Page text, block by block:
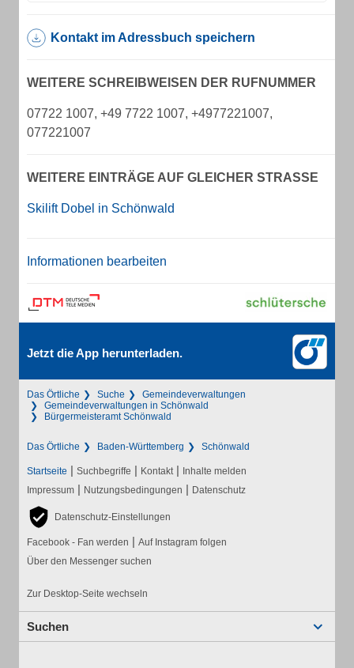
Kontakt im Adressbuch speichern
WEITERE SCHREIBWEISEN DER RUFNUMMER
07722 1007, +49 7722 1007, +4977221007,
077221007
WEITERE EINTRÄGE AUF GLEICHER STRASSE
Skilift Dobel in Schönwald
Informationen bearbeiten
Jetzt die App herunterladen.
Das Örtliche Suche
Gemeindeverwaltungen
Gemeindeverwaltungen in Schönwald
Bürgermeisteramt Schönwald
Das Örtliche Baden-Württemberg Schönwald
Startseite | Suchbegriffe | Kontakt | Inhalte melden
Impressum | Nutzungsbedingungen | Datenschutz
Datenschutz-Einstellungen
Facebook - Fan werden | Auf Instagram folgen
Über den Messenger suchen
Zur Desktop-Seite wechseln
Suchen